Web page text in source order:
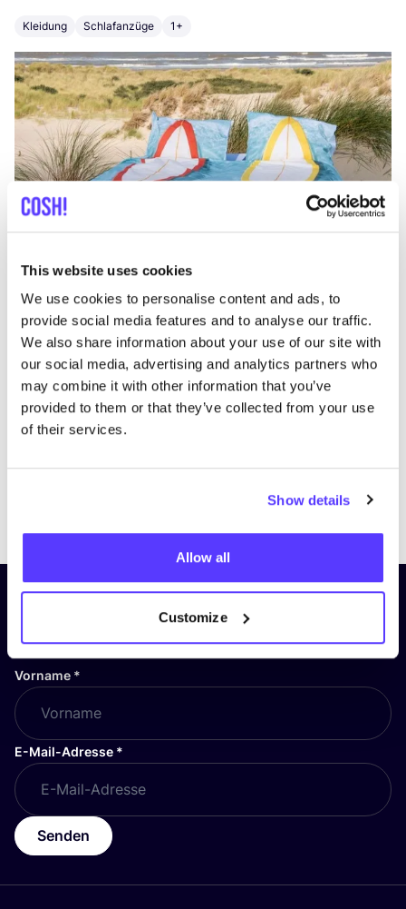
This website uses cookies
We use cookies to personalise content and ads, to
provide social media features and to analyse our traffic.
We also share information about your use of our site with
our social media, advertising and analytics partners who
may combine it with other information that you’ve
provided to them or that they’ve collected from your use
of their services.
Show details
Allow all
Customize
Kleidung Schlafanzüge 1+
PreviousNext
Abonniere unseren Newsletter
und bleibe auf dem Laufenden!
Vorname *
E-Mail-Adresse *
Senden